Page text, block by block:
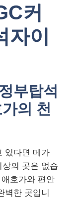
커
자이
부탑석
의 천
있다면 메가
의 곳은 없습
호가와 편안
벽한 곳입니